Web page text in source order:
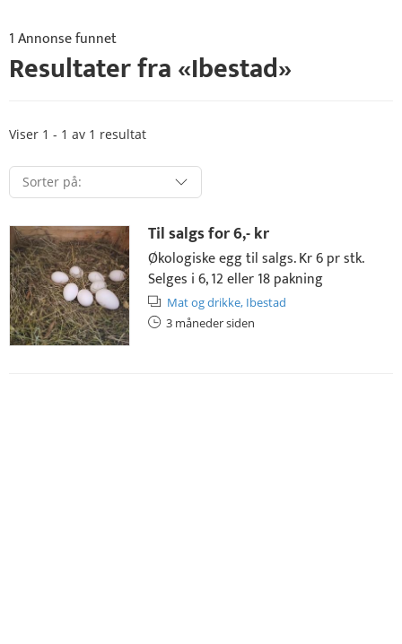
1 Annonse funnet
Resultater fra «Ibestad»
Viser 1 - 1 av 1 resultat
Til salgs for6,- kr
Økologiske egg til salgs. Kr 6 pr stk.
Selges i 6, 12 eller 18 pakning
Mat og drikke, Ibestad
3 måneder siden